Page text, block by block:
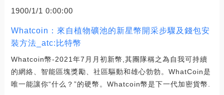
1900/1/1 0:00:00
Whatcoin：來自植物礦池的新星幣開采步驟及錢包安
裝方法_atc:比特幣
Whatcoin幣-2021年7月月初新幣,其團隊稱之為自我可持續
的網絡、智能區塊獎勵、社區驅動和雄心勃勃。WhatCoin是
唯一能讓你“什么？”的硬幣。Whatcoin幣是下一代加密貨幣.